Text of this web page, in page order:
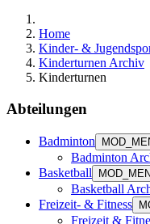
Home
Kinder- &
Kinderturnen Archiv
Kinderturnen
Abteilungen
Badminton
Badminton
Basketball
Basketball
Freizeit- & Fitness
Freizeit &